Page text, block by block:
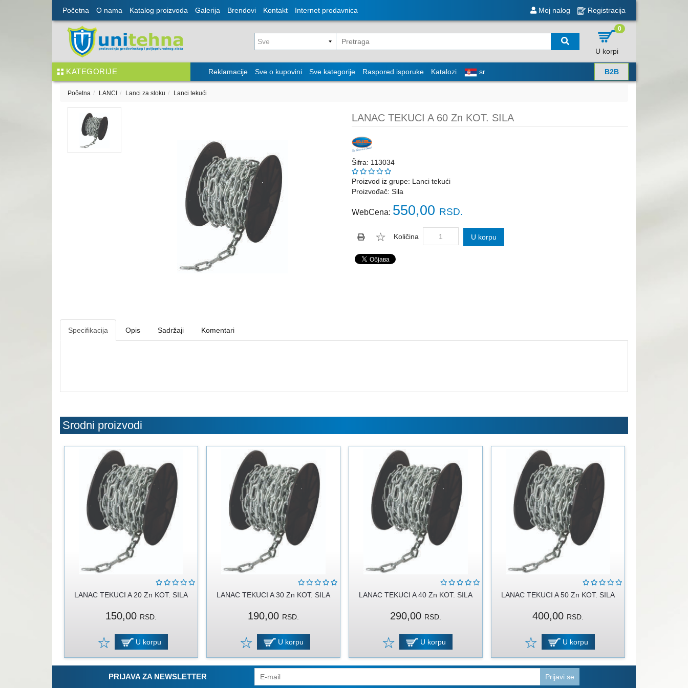
Početna O nama Katalog proizvoda Galerija Brendovi Kontakt Internet prodavnica Moj nalog Registracija
0
U korpi
KATEGORIJE Reklamacije Sve o kupovini Sve kategorije Raspored isporuke Katalozi sr B2B
Početna LANCI Lanci za stoku Lanci tekući
LANAC TEKUCI A 60 Zn KOT. SILA
Šifra: 113034
Proizvod iz grupe: Lanci tekući
Proizvođač: Sila
WebCena: 550,00 RSD.
Količina U korpu
Specifikacija Opis Sadržaji Komentari
Srodni proizvodi
LANAC TEKUCI A 20 Zn KOT. SILA
150,00 RSD.
U korpu
LANAC TEKUCI A 30 Zn KOT. SILA
190,00 RSD.
U korpu
LANAC TEKUCI A 40 Zn KOT. SILA
290,00 RSD.
U korpu
LANAC TEKUCI A 50 Zn KOT. SILA
400,00 RSD.
U korpu
PRIJAVA ZA NEWSLETTER Prijavi se